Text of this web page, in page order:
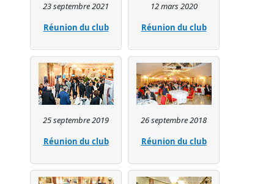
23 septembre 2021
Réunion du club
12 mars 2020
Réunion du club
25 septembre 2019
Réunion du club
26 septembre 2018
Réunion du club